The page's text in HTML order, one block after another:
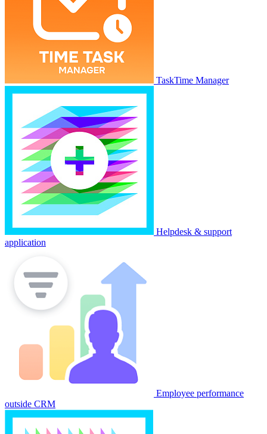
TaskTime Manager
Helpdesk & support
application
Employee performance
outside CRM